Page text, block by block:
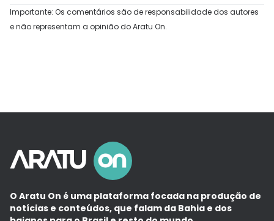
Importante: Os comentários são de responsabilidade dos autores
e não representam a opinião do Aratu On.
O Aratu On é uma plataforma focada na produção de
notícias e conteúdos, que falam da Bahia e dos